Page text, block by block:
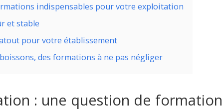
indispensables pour votre exploitation
et stable
pour votre établissement
des formations à ne pas négliger
: une question de formation